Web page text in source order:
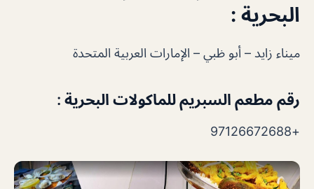
البحرية :
ميناء زايد – أبو ظبي – الإمارات العربية المتحدة
رقم مطعم السبريم للماكولات البحرية :
+97126672688